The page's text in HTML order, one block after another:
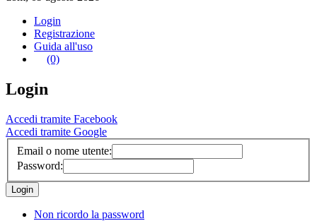
Login
Registrazione
Guida all'uso
(0)
Login
Accedi tramite Facebook
Accedi tramite Google
Email o nome utente:
Password:
Non ricordo la password